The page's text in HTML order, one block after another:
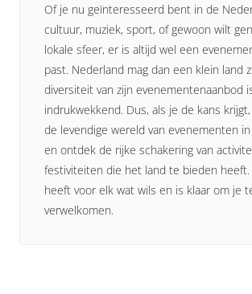
Of je nu geïnteresseerd bent in de
cultuur, muziek, sport, of gewoon wilt
lokale sfeer, er is altijd wel een
past. Nederland mag dan een klein land
diversiteit van zijn evenementenaanbod
indrukwekkend. Dus, als je de kans
de levendige wereld van evenementen
en ontdek de rijke schakering van
festiviteiten die het land te bieden
heeft voor elk wat wils en is klaar om je
verwelkomen.